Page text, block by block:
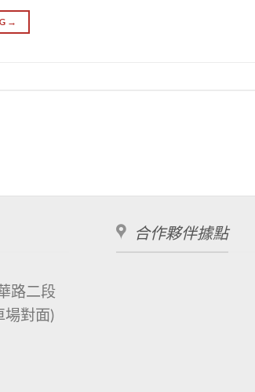
→
路二段
場對面)
合作夥伴據點